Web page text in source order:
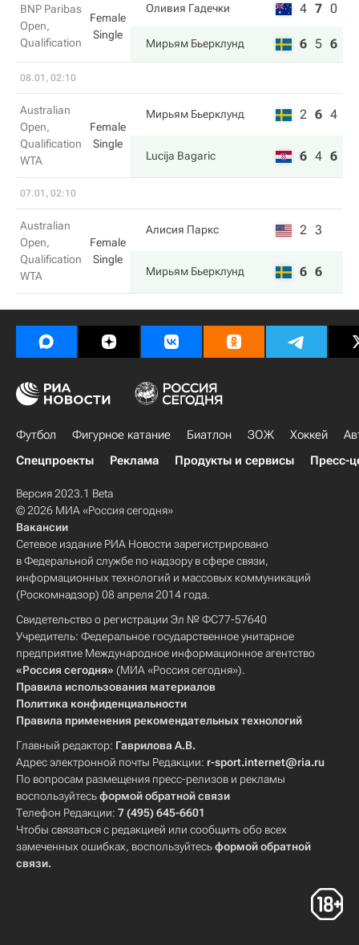
BNP Paribas
Open,
Qualification
Female
Single
Оливия Гадечки 4 7 0
Мирьям Бьерклунд 6 5 6
08.01, 02:10
Australian
Open,
Qualification
WTA
Female
Single
Мирьям Бьерклунд 2 6 4
Lucija Bagaric 6 4 6
07.01, 02:10
Australian
Open,
Qualification
WTA
Female
Single
Алисия Паркс 2 3
Мирьям Бьерклунд 6 6
Футбол Фигурное катание Биатлон ЗОЖ Хоккей
Спецпроекты
Реклама Продукты и сервисы Пресс-
Версия 2023.1 Beta
© 2026 МИА «Россия сегодня»
Вакансии
Сетевое издание РИА Новости зарегистрировано
в Федеральной службе по надзору в сфере связи,
информационных технологий и массовых коммуникаций
(Роскомнадзор) 08 апреля 2014 года.
Свидетельство о регистрации Эл № ФС77-57640
Учредитель: Федеральное государственное унитарное
предприятие Международное информационное агентство
«Россия сегодня» (МИА «Россия сегодня»).
Правила использования материалов
Политика конфиденциальности
Правила применения рекомендательных технологий
Главный редактор: Гаврилова А.В.
Адрес электронной почты Редакции: r-sport.internet@ria.ru
По вопросам размещения пресс-релизов и рекламы
воспользуйтесьформой обратной связи
Телефон Редакции: 7 (495) 645-6601
Чтобы связаться с редакцией или сообщить обо всех
замеченных ошибках, воспользуйтесьформой обратной
связи.